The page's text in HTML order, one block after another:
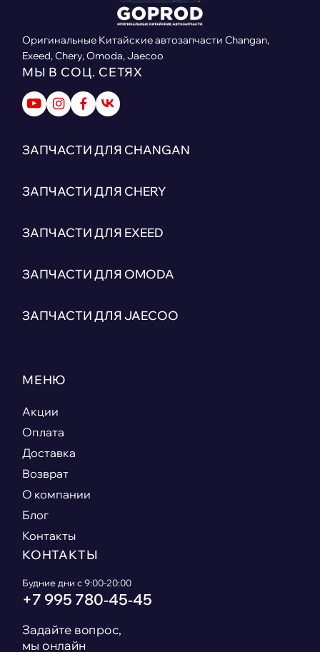
Оригинальные Китайские автозапчасти Changan,
Exeed, Chery, Omoda, Jaecoo
МЫ В СОЦ. СЕТЯХ
ЗАПЧАСТИ ДЛЯ CHANGAN
ЗАПЧАСТИ ДЛЯ CHERY
ЗАПЧАСТИ ДЛЯ EXEED
ЗАПЧАСТИ ДЛЯ OMODA
ЗАПЧАСТИ ДЛЯ JAECOO
МЕНЮ
Акции
Оплата
Доставка
Возврат
О компании
Блог
Контакты
КОНТАКТЫ
Будние дни с 9:00-20:00
+7 995 780‑45‑45
Задайте вопрос,
мы онлайн